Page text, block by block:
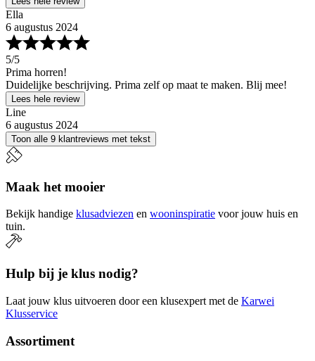
Ella
6 augustus 2024
5/5
Prima horren!
Duidelijke beschrijving. Prima zelf op maat te maken. Blij mee!
Lees hele review
Line
6 augustus 2024
Toon alle 9 klantreviews met tekst
Maak het mooier
Bekijk handige klusadviezen en wooninspiratie voor jouw huis en
tuin.
Hulp bij je klus nodig?
Laat jouw klus uitvoeren door een klusexpert met de Karwei
Klusservice
Assortiment